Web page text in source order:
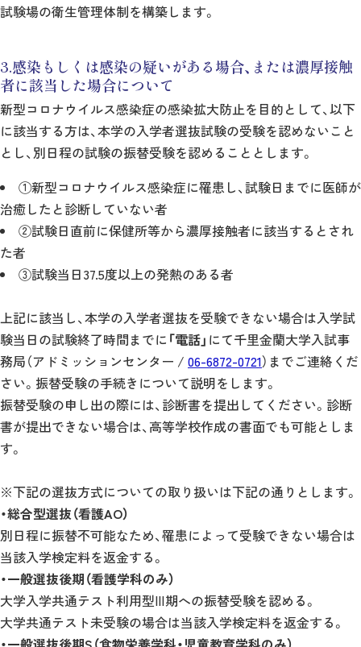
試験場の衛生管理体制を構築します。
3.感染もしくは感染の疑いがある場合、または濃厚接触
者に該当した場合について
新型コロナウイルス感染症の感染拡大防止を目的として、以下
に該当する方は、本学の入学者選抜試験の受験を認めないこと
とし、別日程の試験の振替受験を認めることとします。
①新型コロナウイルス感染症に罹患し、試験日までに医師が
治癒したと診断していない者
②試験日直前に保健所等から濃厚接触者に該当するとされ
た者
③試験当日37.5度以上の発熱のある者
上記に該当し、本学の入学者選抜を受験できない場合は入学試
験当日の試験終了時間までに 「電話」 にて千里金蘭大学入試事
務局（アドミッションセンター / 06-6872-0721）までご連絡くだ
さい。振替受験の手続きについて説明をします。
振替受験の申し出の際には、診断書を提出してください。診断
書が提出できない場合は、高等学校作成の書面でも可能としま
す。
※下記の選抜方式についての取り扱いは下記の通りとします。
・総合型選抜（看護AO）
別日程に振替不可能なため、罹患によって受験できない場合は
当該入学検定料を返金する。
・一般選抜後期（看護学科のみ）
大学入学共通テスト利用型Ⅲ期への振替受験を認める。
大学共通テスト未受験の場合は当該入学検定料を返金する。